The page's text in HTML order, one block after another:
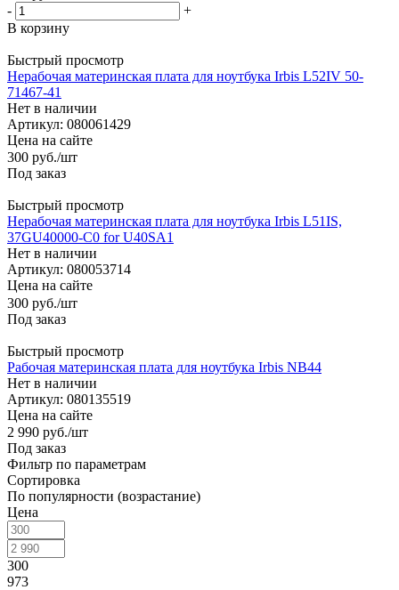
-
+
В корзину
Быстрый просмотр
Нерабочая материнская плата для ноутбука Irbis L52IV 50-
71467-41
Нет в наличии
Артикул: 080061429
Цена на сайте
300 руб./шт
Под заказ
Быстрый просмотр
Нерабочая материнская плата для ноутбука Irbis L51IS,
37GU40000-C0 for U40SA1
Нет в наличии
Артикул: 080053714
Цена на сайте
300 руб./шт
Под заказ
Быстрый просмотр
Pабочая материнская плата для ноутбука Irbis NB44
Нет в наличии
Артикул: 080135519
Цена на сайте
2 990 руб./шт
Под заказ
Фильтр по параметрам
Сортировка
По популярности (возрастание)
Цена
300
973